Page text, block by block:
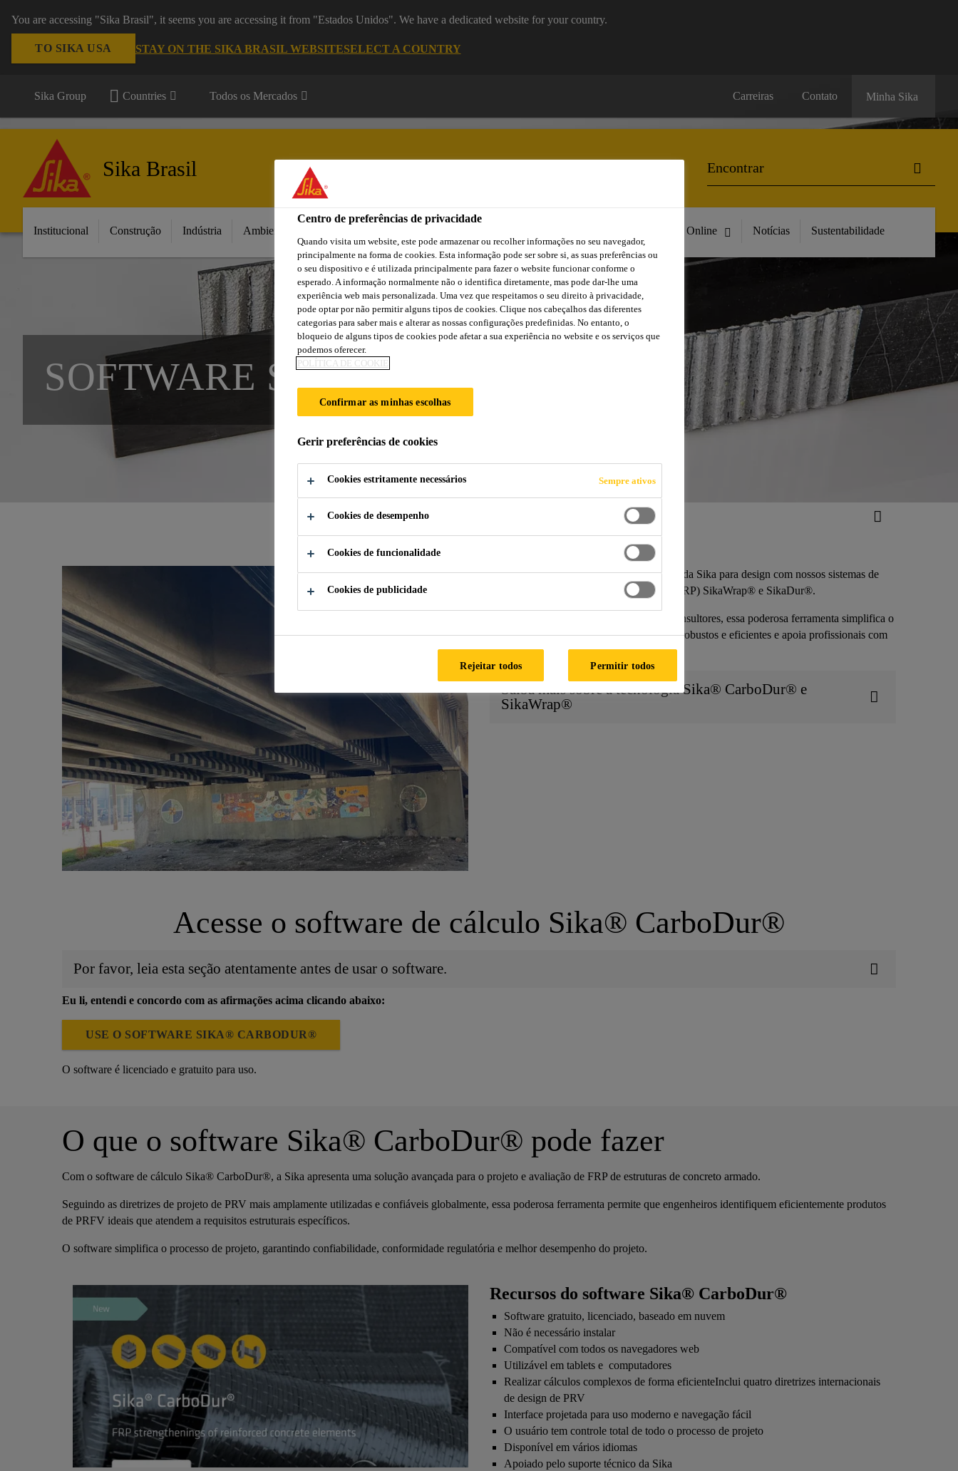
You are accessing "Sika Brasil", it seems you are accessing it from "Estados Unidos". We have a dedicated website for your country.
TO SIKA USA STAY ON THE SIKA BRASIL WEBSITESELECT A COUNTRY
Sika Group Countries Todos os Mercados Carreiras Contato Minha Sika
Sika Brasil
Institucional Construção Indústria Ambientes da Casa Compre Online Notícias Sustentabilidade
SOFTWARE SIKA CARBODUR
Descubra a inovadora solução de software da Sika para design com nossos sistemas de
reforço de polímero reforçado com fibra (FRP) SikaWrap® e SikaDur®.
Projetada para engenheiros estruturais e consultores, essa poderosa ferramenta simplifica o
processo de criação de projetos de reforço robustos e eficientes e apoia profissionais com
experiência em aplicações estruturais.
Saiba mais sobre a tecnologia Sika® CarboDur® e
SikaWrap®
Acesse o software de cálculo Sika® CarboDur®
Por favor, leia esta seção atentamente antes de usar o software.
Eu li, entendi e concordo com as afirmações acima clicando abaixo:
USE O SOFTWARE SIKA® CARBODUR®
O software é licenciado e gratuito para uso.
O que o software Sika® CarboDur® pode fazer
Com o software de cálculo Sika® CarboDur®, a Sika apresenta uma solução avançada para o projeto e avaliação de FRP de estruturas de concreto armado.
Seguindo as diretrizes de projeto de PRV mais amplamente utilizadas e confiáveis globalmente, essa poderosa ferramenta permite que engenheiros identifiquem eficientemente produtos
de PRFV ideais que atendem a requisitos estruturais específicos.
O software simplifica o processo de projeto, garantindo confiabilidade, conformidade regulatória e melhor desempenho do projeto.
Recursos do software Sika® CarboDur®
Software gratuito, licenciado, baseado em nuvem
Não é necessário instalar
Compatível com todos os navegadores web
Utilizável em tablets e computadores
Realizar cálculos complexos de forma eficienteInclui quatro diretrizes internacionais
de design de PRV
Interface projetada para uso moderno e navegação fácil
O usuário tem controle total de todo o processo de projeto
Disponível em vários idiomas
Apoiado pelo suporte técnico da Sika
Centro de preferências de privacidade
Quando visita um website, este pode armazenar ou recolher informações no seu navegador,
principalmente na forma de cookies. Esta informação pode ser sobre si, as suas preferências ou
o seu dispositivo e é utilizada principalmente para fazer o website funcionar conforme o
esperado. A informação normalmente não o identifica diretamente, mas pode dar-lhe uma
experiência web mais personalizada. Uma vez que respeitamos o seu direito à privacidade,
pode optar por não permitir alguns tipos de cookies. Clique nos cabeçalhos das diferentes
categorias para saber mais e alterar as nossas configurações predefinidas. No entanto, o
bloqueio de alguns tipos de cookies pode afetar a sua experiência no website e os serviços que
podemos oferecer.
POLÍTICA DE COOKIE
Confirmar as minhas escolhas
Gerir preferências de cookies
Cookies estritamente necessários Sempre ativos
Cookies de desempenho
Cookies de funcionalidade
Cookies de publicidade
Rejeitar todos Permitir todos